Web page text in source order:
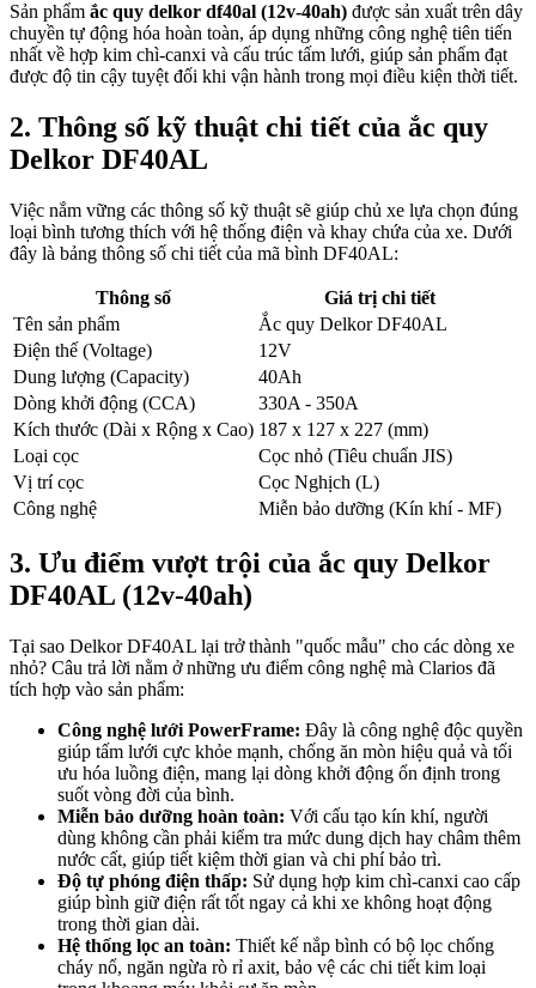
Sản phẩm ắc quy delkor df40al (12v-40ah) được sản xuất trên dây
chuyền tự động hóa hoàn toàn, áp dụng những công nghệ tiên tiến
nhất về hợp kim chì-canxi và cấu trúc tấm lưới, giúp sản phẩm đạt
được độ tin cậy tuyệt đối khi vận hành trong mọi điều kiện thời tiết.
2. Thông số kỹ thuật chi tiết của ắc quy
Delkor DF40AL
Việc nắm vững các thông số kỹ thuật sẽ giúp chủ xe lựa chọn đúng
loại bình tương thích với hệ thống điện và khay chứa của xe. Dưới
đây là bảng thông số chi tiết của mã bình DF40AL:
Thông số
Giá trị chi tiết
Tên sản phẩm
Ắc quy Delkor DF40AL
Điện thế (Voltage)
12V
Dung lượng (Capacity)
40Ah
Dòng khởi động (CCA)
330A - 350A
Kích thước (Dài x Rộng x Cao) 187 x 127 x 227 (mm)
Loại cọc
Cọc nhỏ (Tiêu chuẩn JIS)
Vị trí cọc
Cọc Nghịch (L)
Công nghệ
Miễn bảo dưỡng (Kín khí - MF)
3. Ưu điểm vượt trội của ắc quy Delkor
DF40AL (12v-40ah)
Tại sao Delkor DF40AL lại trở thành "quốc mẫu" cho các dòng xe
nhỏ? Câu trả lời nằm ở những ưu điểm công nghệ mà Clarios đã
tích hợp vào sản phẩm:
Công nghệ lưới PowerFrame: Đây là công nghệ độc quyền
giúp tấm lưới cực khỏe mạnh, chống ăn mòn hiệu quả và tối
ưu hóa luồng điện, mang lại dòng khởi động ổn định trong
suốt vòng đời của bình.
Miễn bảo dưỡng hoàn toàn: Với cấu tạo kín khí, người
dùng không cần phải kiểm tra mức dung dịch hay châm thêm
nước cất, giúp tiết kiệm thời gian và chi phí bảo trì.
Độ tự phóng điện thấp: Sử dụng hợp kim chì-canxi cao cấp
giúp bình giữ điện rất tốt ngay cả khi xe không hoạt động
trong thời gian dài.
Hệ thống lọc an toàn: Thiết kế nắp bình có bộ lọc chống
cháy nổ, ngăn ngừa rò rỉ axit, bảo vệ các chi tiết kim loại